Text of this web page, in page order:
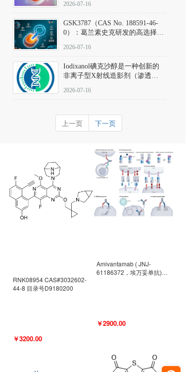
2026-07-16
GSK3787（CAS No. 188591-46-
0）：葛兰素史克研发的高选择
抗剂，被广泛视为研究PPARδ核
受体生理功能、信号通路验证及
靶点药理机制的金标准化学探
针。
2026-07-16
Iodixanol碘克沙醇是一种创新的
非离子型X射线造影剂（渗透压
在血管内给药时与血浆等渗的临
号为92339-11-2
2026-07-16
上一页 下一页
RNK08954 CAS#3032602-
44-8 目录号D9180200
￥3200.00
Amivantamab ( JNJ-
61186372，埃万妥单抗)
￥2900.00